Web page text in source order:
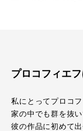
プロコフィエ
私にとってプロコ
家の中でも群を抜
彼の作品に初めて